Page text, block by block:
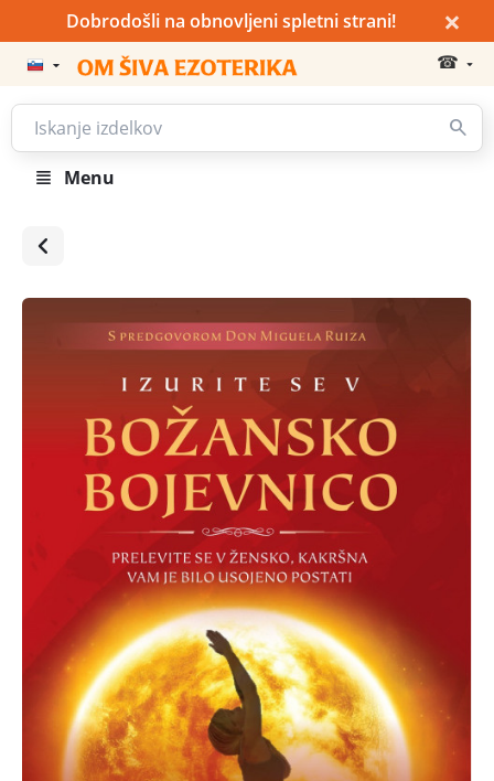
Dobrodošli na obnovljeni spletni strani! ×
☎
Menu